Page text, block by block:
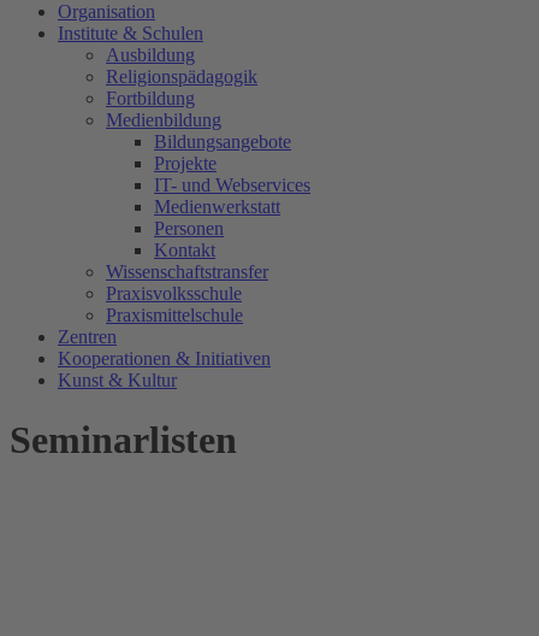
Organisation
Institute & Schulen
Ausbildung
Religionspädagogik
Fortbildung
Medienbildung
Bildungsangebote
Projekte
IT- und Webservices
Medienwerkstatt
Personen
Kontakt
Wissenschaftstransfer
Praxisvolksschule
Praxismittelschule
Zentren
Kooperationen & Initiativen
Kunst & Kultur
Seminarlisten